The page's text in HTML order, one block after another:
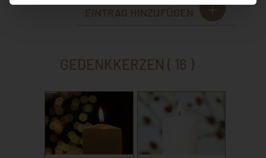
EINTRAG HINZUFÜGEN
GEDENKKERZEN ( 16 )